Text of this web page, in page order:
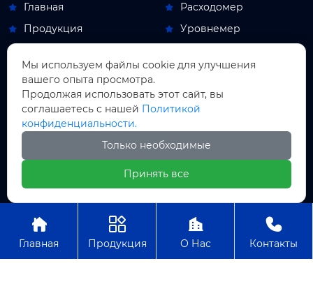
 Главная
 Продукция

О Hас
Контакты
 Расходомер
 Уровнемер
Обдувочный аппарат
 Индикаторный прибор
Новости
Новости компании
Новости отрасли
Авторское право© ООО Пекин Мяосытэ по
приборостроениям

Главная

Продукция

О Нас

Контакты
Мы используем файлы cookie для улучшения
вашего опыта просмотра.
Продолжая использовать этот сайт, вы
соглашаетесь с нашей Политикой
конфиденциальности.
Только необходимые
Принять все